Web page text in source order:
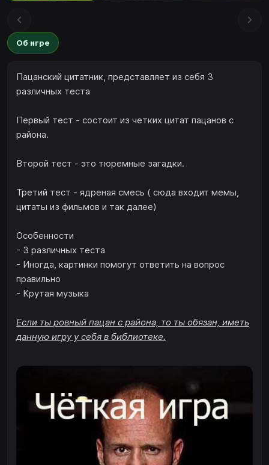
Об игре
Пацанский цитатник, представляет из себя 3
различных теста
Первый тест - состоит из четких цитат пацанов с
района.
Второй тест - это тюремные загадки.
Третий тест - ядреная смесь ( сюда входит мемы,
цитаты из фильмов и так далее)
Особенности
- 3 различных теста
- Иногда, картинки помогут ответить на вопрос
правильно
- Крутая музыка
Если ты ровный пацан с района, то ты обязан, иметь
данную игру у себя в библиотеке.